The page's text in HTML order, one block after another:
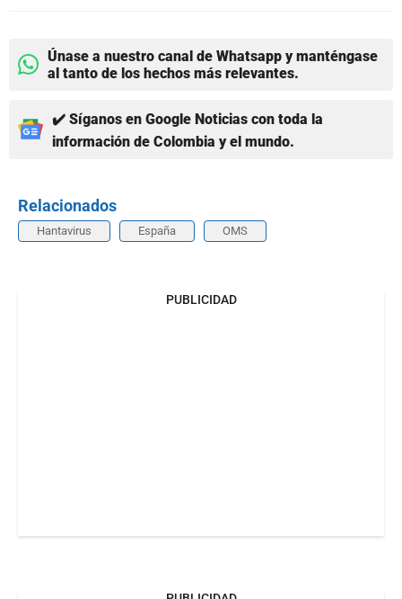
Únase a nuestro canal de Whatsapp y manténgase
al tanto de los hechos más relevantes.
✔️ Síganos en Google Noticias con toda la
información de Colombia y el mundo.
Relacionados
Hantavirus España OMS
PUBLICIDAD